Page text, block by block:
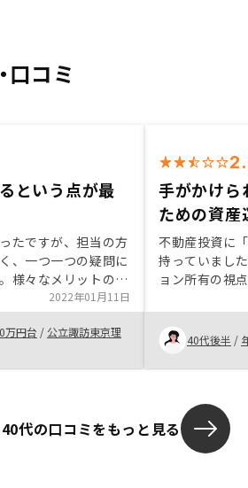
口コミ
という点が最
たですが、担当の方
、一つ一つの疑問に
様々なメリットの中
りになる、という点
ています。これから
安を抱くことがある
方に相談しながら進
す。
2022年01月11日
万円台 / 公立諏訪東京理
手がかけら
ための資産
不動産投資に
持っていまし
ョン所有の視
ォリオとして
得することが
不動産投資は
べ、はるかに
も今のところ
感じておりま
スピード感も
40代後半 /
40代の口コミをもっと見る